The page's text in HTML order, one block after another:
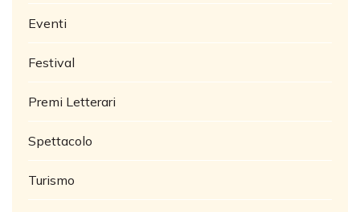
Eventi
Festival
Premi Letterari
Spettacolo
Turismo